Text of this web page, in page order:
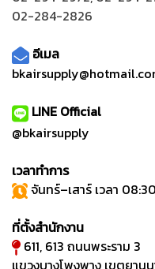
02-284-2826
อีเมล
LINE Official
@bkairsupply
เวลาทำการ
จันทร์–เสาร์ เวลา
ที่ตั้งสำนักงาน
611, 613 ถนนพระราม 3
แขวงบางโพงพาง เขตยาน